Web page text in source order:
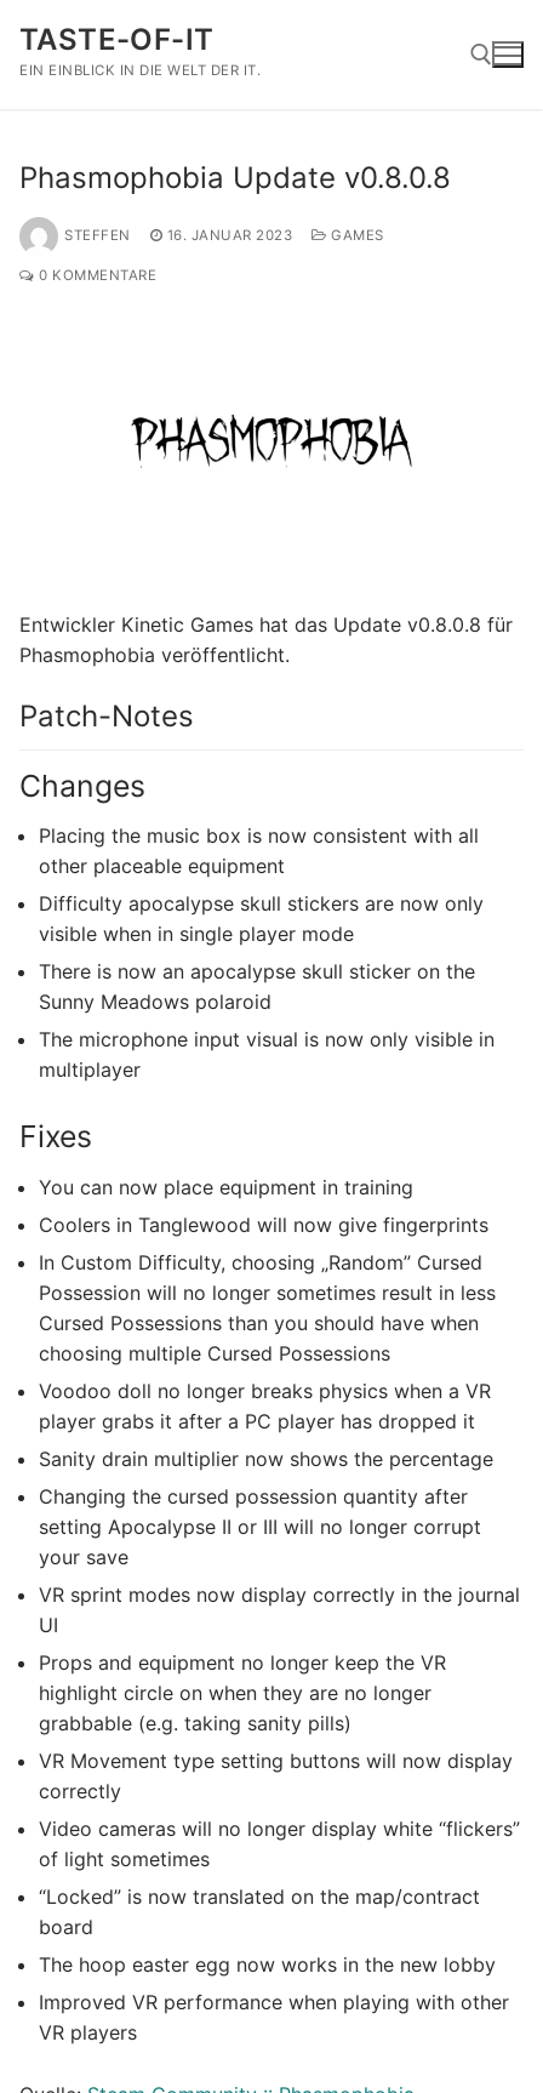
Inhalt
springen
TASTE-OF-IT
EIN EINBLICK IN DIE WELT DER IT.
Phasmophobia Update v0.8.0.8
STEFFEN 16. JANUAR 2023 GAMES
0 KOMMENTARE
Entwickler Kinetic Games hat das Update v0.8.0.8 für
Phasmophobia veröffentlicht.
Patch-Notes
Changes
Placing the music box is now consistent with all
other placeable equipment
Difficulty apocalypse skull stickers are now only
visible when in single player mode
There is now an apocalypse skull sticker on the
Sunny Meadows polaroid
The microphone input visual is now only visible in
multiplayer
Fixes
You can now place equipment in training
Coolers in Tanglewood will now give fingerprints
In Custom Difficulty, choosing „Random” Cursed
Possession will no longer sometimes result in less
Cursed Possessions than you should have when
choosing multiple Cursed Possessions
Voodoo doll no longer breaks physics when a VR
player grabs it after a PC player has dropped it
Sanity drain multiplier now shows the percentage
Changing the cursed possession quantity after
setting Apocalypse II or III will no longer corrupt
your save
VR sprint modes now display correctly in the journal
UI
Props and equipment no longer keep the VR
highlight circle on when they are no longer
grabbable (e.g. taking sanity pills)
VR Movement type setting buttons will now display
correctly
Video cameras will no longer display white “flickers”
of light sometimes
“Locked” is now translated on the map/contract
board
The hoop easter egg now works in the new lobby
Improved VR performance when playing with other
VR players